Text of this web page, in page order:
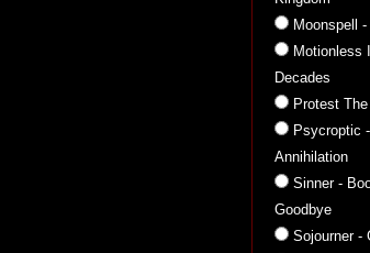
Moonspell
Motionless
Decades
Protest
Psycroptic
Annihilation
Sinner -
Goodbye
Sojourner -